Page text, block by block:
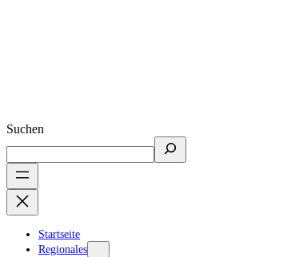
Suchen
Startseite
Regionales